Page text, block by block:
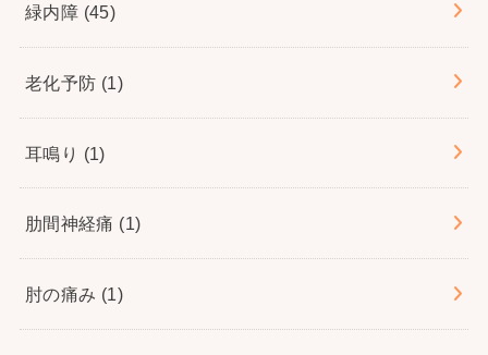
緑内障 (45)
老化予防 (1)
耳鳴り (1)
肋間神経痛 (1)
肘の痛み (1)